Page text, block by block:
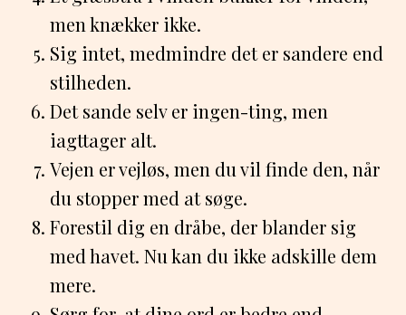
men knækker ikke.
Sig intet, medmindre det er sandere end
stilheden.
Det sande selv er ingen-ting, men
iagttager alt.
Vejen er vejløs, men du vil finde den, når
du stopper med at søge.
Forestil dig en dråbe, der blander sig
med havet. Nu kan du ikke adskille dem
mere.